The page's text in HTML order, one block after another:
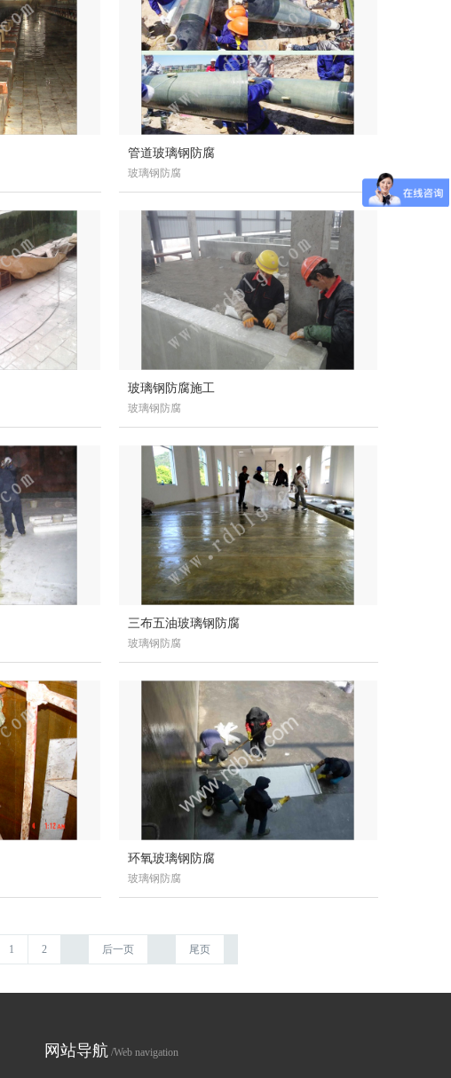
管道玻璃钢防腐
玻璃钢防腐
玻璃钢防腐施工
玻璃钢防腐
三布五油玻璃钢防腐
玻璃钢防腐
环氧玻璃钢防腐
玻璃钢防腐
1 2 后一页 尾页
网站导航/Web navigation